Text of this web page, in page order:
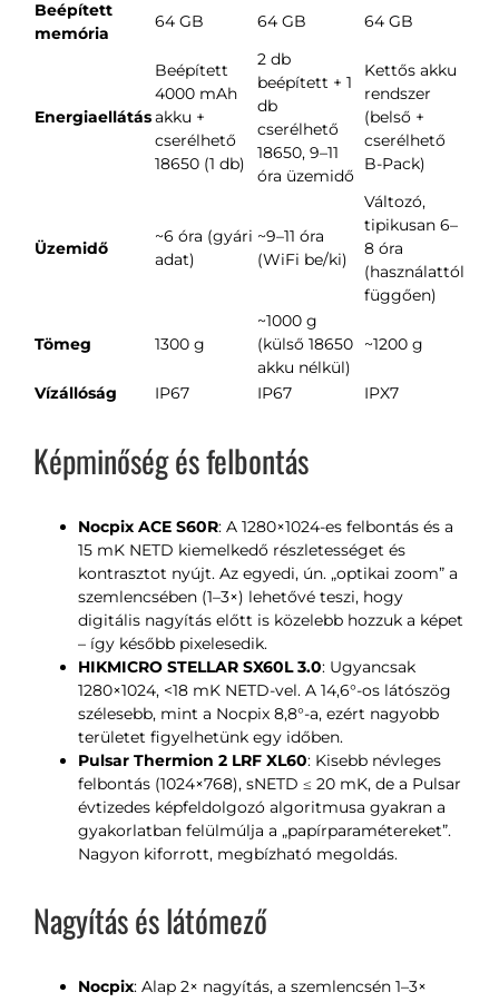
Beépített
memória
64 GB 64 GB 64 GB
Energiaellátás
Beépített
4000 mAh
akku +
cserélhető
18650 (1 db)
2 db
beépített + 1
db
cserélhető
18650, 9–11
óra üzemidő
Kettős akku
rendszer
(belső +
cserélhető
B-Pack)
Üzemidő
~6 óra (gyári
adat)
~9–11 óra
(WiFi be/ki)
Változó,
tipikusan 6–
8 óra
(használattól
függően)
Tömeg 1300 g
~1000 g
(külső 18650
akku nélkül)
~1200 g
Vízállóság IP67 IP67 IPX7
Képminőség és felbontás
Nocpix ACE S60R: A 1280×1024-es felbontás és a
15 mK NETD kiemelkedő részletességet és
kontrasztot nyújt. Az egyedi, ún. „optikai zoom” a
szemlencsében (1–3×) lehetővé teszi, hogy
digitális nagyítás előtt is közelebb hozzuk a képet
– így később pixelesedik.
HIKMICRO STELLAR SX60L 3.0: Ugyancsak
1280×1024, <18 mK NETD-vel. A 14,6°-os látószög
szélesebb, mint a Nocpix 8,8°-a, ezért nagyobb
területet figyelhetünk egy időben.
Pulsar Thermion 2 LRF XL60: Kisebb névleges
felbontás (1024×768), sNETD ≤ 20 mK, de a Pulsar
évtizedes képfeldolgozó algoritmusa gyakran a
gyakorlatban felülmúlja a „papírparamétereket”.
Nagyon kiforrott, megbízható megoldás.
Nagyítás és látómező
Nocpix: Alap 2× nagyítás, a szemlencsén 1–3×